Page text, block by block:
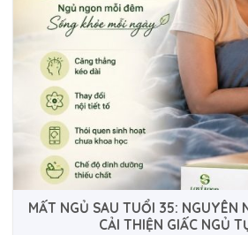
MẤT NGỦ SAU TUỔI 35: NGUYÊN
CẢI THIỆN GIẤC NGỦ